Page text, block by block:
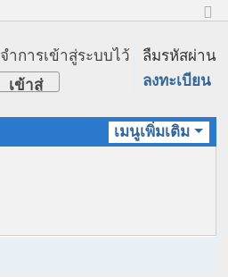
า
ด
ติ
จำการเข้าสู่ระบบไว้
ลืมรหัสผ่าน
เข้าสู่
ลงทะเบียน
เมนูเพิ่มเติม